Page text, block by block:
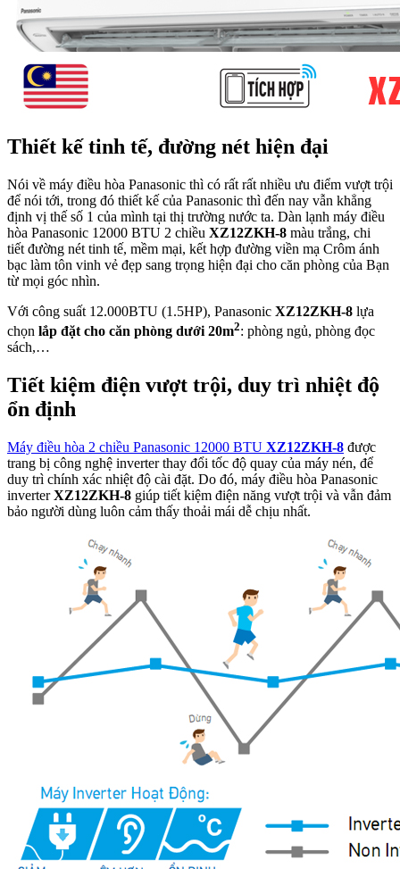
Thiết kế tinh tế, đường nét hiện đại
Nói về máy điều hòa Panasonic thì có rất rất nhiều ưu điểm vượt trội
để nói tới, trong đó thiết kế của Panasonic thì đến nay vẫn khẳng
định vị thế số 1 của mình tại thị trường nước ta. Dàn lạnh máy điều
hòa Panasonic 12000 BTU 2 chiều XZ12ZKH-8 màu trắng, chi
tiết đường nét tinh tế, mềm mại, kết hợp đường viền mạ Crôm ánh
bạc làm tôn vinh vẻ đẹp sang trọng hiện đại cho căn phòng của Bạn
từ mọi góc nhìn.
Với công suất 12.000BTU (1.5HP), Panasonic XZ12ZKH-8 lựa
chọn lắp đặt cho căn phòng dưới 20m2: phòng ngủ, phòng đọc
sách,…
Tiết kiệm điện vượt trội, duy trì nhiệt độ
ổn định
Máy điều hòa 2 chiều Panasonic 12000 BTU XZ12ZKH-8 được
trang bị công nghệ inverter thay đổi tốc độ quay của máy nén, để
duy trì chính xác nhiệt độ cài đặt. Do đó, máy điều hòa Panasonic
inverterXZ12ZKH-8 giúp tiết kiệm điện năng vượt trội và vẫn đảm
bảo người dùng luôn cảm thấy thoải mái dễ chịu nhất.